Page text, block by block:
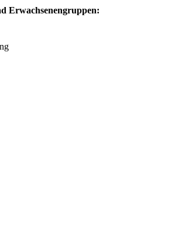
Erwachsenengruppen: